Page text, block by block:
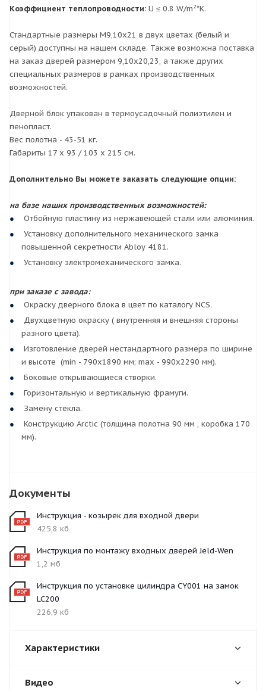
Коэффициент теплопроводности: U ≤ 0.8 W/m2*K.
Стандартные размеры М9,10х21 в двух цветах (белый и
серый) доступны на нашем складе. Также возможна поставка
на заказ дверей размером 9,10х20,23, а также других
специальных размеров в рамках производственных
возможностей.
Дверной блок упакован в термоусадочный полиэтилен и
пенопласт.
Вес полотна - 43-51 кг.
Габариты 17 x 93 / 103 x 215 см.
Дополнительно Вы можете заказать следующие опции:
на базе наших производственных возможностей:
Отбойную пластину из нержавеющей стали или алюминия.
Установку дополнительного механического замка
повышенной секретности Abloy 4181.
Установку электромеханического замка.
при заказе с завода:
Окраску дверного блока в цвет по каталогу NCS.
Двухцветную окраску ( внутренняя и внешняя стороны
разного цвета).
Изготовление дверей нестандартного размера по ширине
и высоте (min - 790х1890 мм; max - 990х2290 мм).
Боковые открывающиеся створки.
Горизонтальную и вертикальную фрамуги.
Замену стекла.
Конструкцию Arctic (толщина полотна 90 мм , коробка 170
мм).
Документы
Инструкция - козырек для входной двери
425,8 кб
Инструкция по монтажу входных дверей Jeld-Wen
1,2 мб
Инструкция по установке цилиндра CY001 на замок
LC200
226,9 кб
Характеристики
Видео